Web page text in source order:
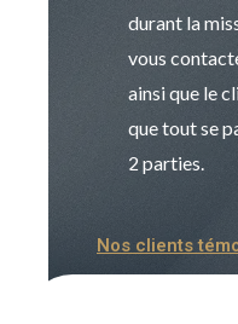
durant la
vous
ainsi que le
que tout se
2 parties.
Nos clients